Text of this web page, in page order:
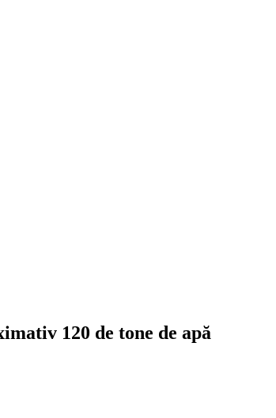
120 de tone de apă